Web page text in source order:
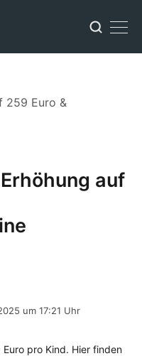
259 Euro &
auf
um 17:21 Uhr
pro Kind. Hier finden